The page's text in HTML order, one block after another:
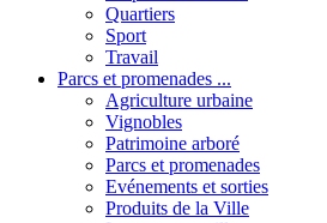
Quartiers
Sport
Travail
Parcs et promenades ...
Agriculture urbaine
Vignobles
Patrimoine arboré
Parcs et promenades
Evénements et sorties
Produits de la Ville